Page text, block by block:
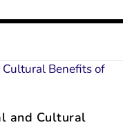
and Cultural